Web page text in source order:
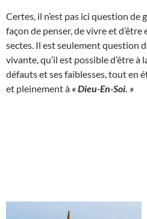
Certes, il n’est pas ici question de
façon de penser, de vivre et d’être
sectes. Il est seulement question
vivante, qu’il est possible d’être à
défauts et ses faiblesses, tout en
et pleinement à « Dieu-En-Soi. »